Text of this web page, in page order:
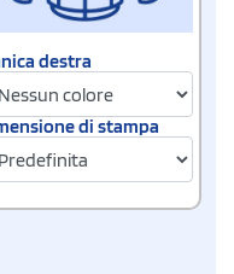
destra
di stampa